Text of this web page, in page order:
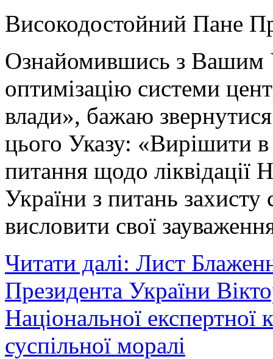
Високодостойний Пане
Ознайомившись з
оптимізацію системи
влади», бажаю
цього Указу: «Вирішити
питання щодо ліквідації
України з питань захисту
висловити свої
Читати далі: Лист
Президента України
Національної експертної
суспільної моралі